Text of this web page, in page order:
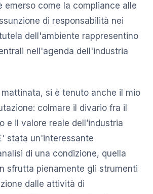
emerso come la compliance alle
di responsabilità nei
dell'ambiente rappresentino
nell'agenda dell'industria
si è tenuto anche il mio
colmare il divario fra il
e il valore reale dell’industria
stata un'interessante
di una condizione, quella
sfrutta pienamente gli strumenti
dalle attività di